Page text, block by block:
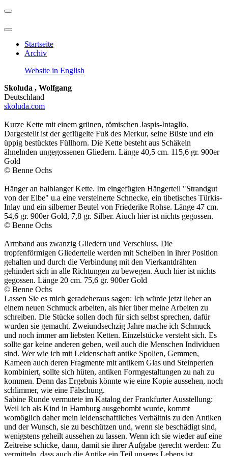
Startseite
Archiv
Website in English
Skoluda , Wolfgang
Deutschland
skoluda.com
Kurze Kette mit einem grünen, römischen Jaspis-Intaglio.
Dargestellt ist der geflügelte Fuß des Merkur, seine Büste und ein
üppig bestücktes Füllhorn. Die Kette besteht aus Schäkeln
ähnelnden ungegossenen Gliedern. Länge 40,5 cm. 115,6 gr. 900er
Gold
© Benne Ochs
Hänger an halblanger Kette. Im eingefügten Hängerteil "Strandgut
von der Elbe" u.a eine versteinerte Schnecke, ein tibetisches Türkis-
Inlay und ein silberner Beutel von Friederike Rohse. Länge 47 cm.
54,6 gr. 900er Gold, 7,8 gr. Silber. Aiuch hier ist nichts gegossen.
© Benne Ochs
Armband aus zwanzig Gliedern und Verschluss. Die
tropfenförmigen Gliederteile werden mit Scheiben in ihrer Position
gehalten und durch die Verbindung mit den Vierkantdrähten
gehindert sich in alle Richtungen zu bewegen. Auch hier ist nichts
gegossen. Länge 20 cm. 75,6 gr. 900er Gold
© Benne Ochs
Lassen Sie es mich geradeheraus sagen: Ich würde jetzt lieber an
einem neuen Schmuck arbeiten, als hier über meine Arbeiten zu
schreiben. Die Stücke sollen doch für sich selbst sprechen, dafür
wurden sie gemacht. Zweiundsechzig Jahre mache ich Schmuck
und noch immer am liebsten Ketten. Einzelstücke versteht sich. Es
sollte gar keine anderen geben, weil auch die Menschen Individuen
sind. Wer wie ich mit Leidenschaft antike Spolien, Gemmen,
Kameen auch deren Fragmente mit antikem Glas und Steinperlen
kombiniert, sollte sich hüten, antiken Formgestaltungen zu nah zu
kommen. Denn das Ergebnis könnte wie eine Kopie aussehen, noch
schlimmer, wie eine Fälschung.
Sabine Runde vermutete im Katalog der Frankfurter Ausstellung:
Weil ich als Kind in Hamburg ausgebombt wurde, kommt
womöglich daher mein leidenschaftliches Verhältnis zu den Antiken
und der Wunsch, sie zu beschützen und, wenn sie beschädigt sind,
wenigstens geheilt aussehen zu lassen. Wenn ich sie wieder auf eine
Zeitreise schicke, dann, damit sie ihrer Aufgabe gerecht werden: Zu
vermitteln, dass auch die Antike ein Teil unseres Lebens ist.